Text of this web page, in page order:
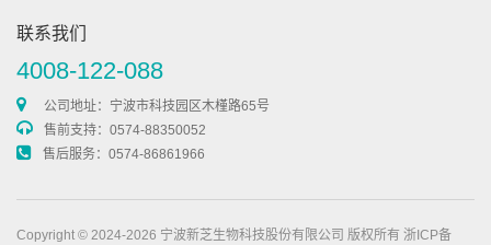
联系我们
4008-122-088
公司地址：宁波市科技园区木槿路65号
售前支持：0574-88350052
售后服务：0574-86861966
Copyright © 2024-2026 宁波新芝生物科技股份有限公司 版权所有 浙ICP备